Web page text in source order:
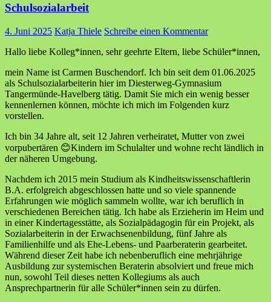
Schulsozialarbeit
4. Juni 2025 Katja Thiele Schreibe einen Kommentar
Hallo liebe Kolleg*innen, sehr geehrte Eltern, liebe Schüler*innen,
mein Name ist Carmen Buschendorf. Ich bin seit dem 01.06.2025
als Schulsozialarbeiterin hier im Diesterweg-Gymnasium
Tangermünde-Havelberg tätig. Damit Sie mich ein wenig besser
kennenlernen können, möchte ich mich im Folgenden kurz
vorstellen.
Ich bin 34 Jahre alt, seit 12 Jahren verheiratet, Mutter von zwei
vorpubertären 😊Kindern im Schulalter und wohne recht ländlich in
der näheren Umgebung.
Nachdem ich 2015 mein Studium als Kindheitswissenschaftlerin
B.A. erfolgreich abgeschlossen hatte und so viele spannende
Erfahrungen wie möglich sammeln wollte, war ich beruflich in
verschiedenen Bereichen tätig. Ich habe als Erzieherin im Heim und
in einer Kindertagesstätte, als Sozialpädagogin für ein Projekt, als
Sozialarbeiterin in der Erwachsenenbildung, fünf Jahre als
Familienhilfe und als Ehe-Lebens- und Paarberaterin gearbeitet.
Während dieser Zeit habe ich nebenberuflich eine mehrjährige
Ausbildung zur systemischen Beraterin absolviert und freue mich
nun, sowohl Teil dieses netten Kollegiums als auch
Ansprechpartnerin für alle Schüler*innen sein zu dürfen.